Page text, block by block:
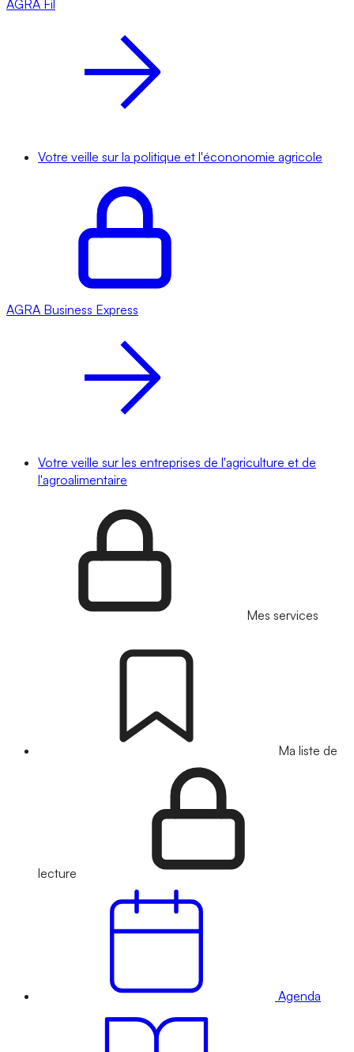
AGRA Fil
Votre veille sur la politique et l'écononomie agricole
AGRA Business Express
Votre veille sur les entreprises de l'agriculture et de
l'agroalimentaire
Mes services
Ma liste de
lecture
Agenda